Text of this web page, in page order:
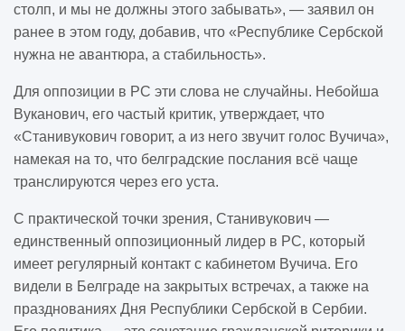
столп, и мы не должны этого забывать», — заявил он
ранее в этом году, добавив, что «Республике Сербской
нужна не авантюра, а стабильность».
Для оппозиции в РС эти слова не случайны. Небойша
Вуканович, его частый критик, утверждает, что
«Станивукович говорит, а из него звучит голос Вучича»,
намекая на то, что белградские послания всё чаще
транслируются через его уста.
С практической точки зрения, Станивукович —
единственный оппозиционный лидер в РС, который
имеет регулярный контакт с кабинетом Вучича. Его
видели в Белграде на закрытых встречах, а также на
празднованиях Дня Республики Сербской в Сербии.